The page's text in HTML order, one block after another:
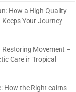
How a High-Quality
Your Journey
Restoring Movement –
Care in Tropical
How the Right cairns